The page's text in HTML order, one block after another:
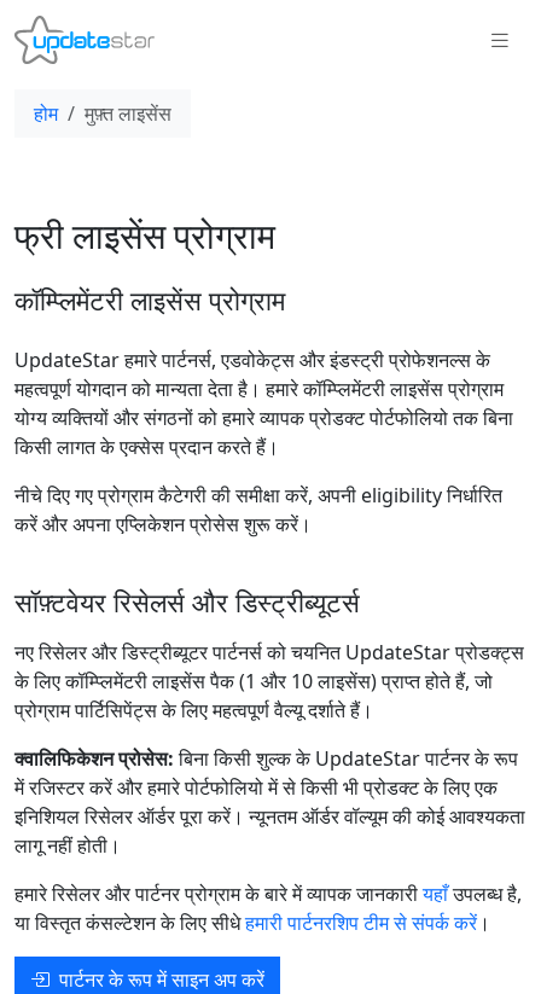
होम मुफ़्त लाइसेंस
फ्री लाइसेंस प्रोग्राम
कॉम्प्लिमेंटरी लाइसेंस प्रोग्राम
UpdateStar हमारे पार्टनर्स, एडवोकेट्स और इंडस्ट्री प्रोफेशनल्स के
महत्वपूर्ण योगदान को मान्यता देता है। हमारे कॉम्प्लिमेंटरी लाइसेंस प्रोग्राम
योग्य व्यक्तियों और संगठनों को हमारे व्यापक प्रोडक्ट पोर्टफोलियो तक बिना
किसी लागत के एक्सेस प्रदान करते हैं।
नीचे दिए गए प्रोग्राम कैटेगरी की समीक्षा करें, अपनी eligibility निर्धारित
करें और अपना एप्लिकेशन प्रोसेस शुरू करें।
सॉफ़्टवेयर रिसेलर्स और डिस्ट्रीब्यूटर्स
नए रिसेलर और डिस्ट्रीब्यूटर पार्टनर्स को चयनित UpdateStar प्रोडक्ट्स
के लिए कॉम्प्लिमेंटरी लाइसेंस पैक (1 और 10 लाइसेंस) प्राप्त होते हैं, जो
प्रोग्राम पार्टिसिपेंट्स के लिए महत्वपूर्ण वैल्यू दर्शाते हैं।
क्वालिफिकेशन प्रोसेस:बिना किसी शुल्क के UpdateStar पार्टनर के रूप
में रजिस्टर करें और हमारे पोर्टफोलियो में से किसी भी प्रोडक्ट के लिए एक
इनिशियल रिसेलर ऑर्डर पूरा करें। न्यूनतम ऑर्डर वॉल्यूम की कोई आवश्यकता
लागू नहीं होती।
हमारे रिसेलर और पार्टनर प्रोग्राम के बारे में व्यापक जानकारीयहाँउपलब्ध है,
या विस्तृत कंसल्टेशन के लिए सीधेहमारी पार्टनरशिप टीम से संपर्क करें।
पार्टनर के रूप में साइन अप करें